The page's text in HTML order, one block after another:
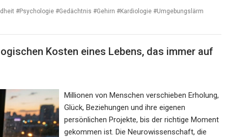
#Psychologie #Gedächtnis #Gehirn #Kardiologie #Umgebungslärm
Kosten eines Lebens, das immer auf
Millionen von Menschen verschieben Erholung,
Glück, Beziehungen und ihre eigenen
persönlichen Projekte, bis der richtige Moment
gekommen ist. Die Neurowissenschaft, die